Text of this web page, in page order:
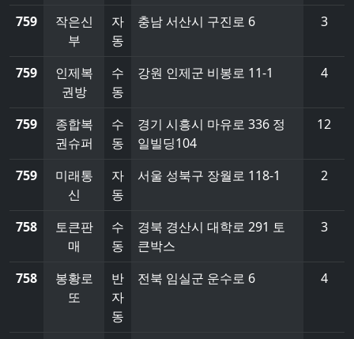
759
작은신
부
자
동
충남 서산시 구진로 6 3
759
인제복
권방
수
동
강원 인제군 비봉로 11-1 4
759
종합복
권슈퍼
수
동
경기 시흥시 마유로 336 정
일빌딩104
12
759
미래통
신
자
동
서울 성북구 장월로 118-1 2
758
토큰판
매
수
동
경북 경산시 대학로 291 토
큰박스
3
758
봉황로
또
반
자
동
전북 임실군 운수로 6 4